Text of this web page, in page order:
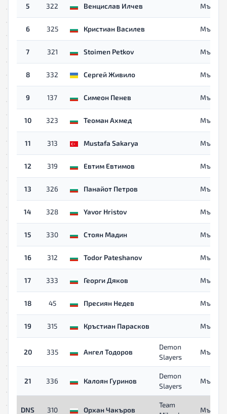
5 322 Венцислав Илчев Мъже
6 325 Кристиан Василев Мъже
7 321 Stoimen Petkov Мъже
8 332 Сергей Живило Мъже
9 137 Симеон Пенев Мъже
10 323 Теоман Ахмед Мъже
11 313 Mustafa Sakarya Мъже
12 319 Евтим Евтимов Мъже
13 326 Панайот Петров Мъже
14 328 Yavor Hristov Мъже
15 330 Стоян Мадин Мъже
16 312 Todor Pateshanov Мъже
17 333 Георги Дяков Мъже
18 45 Пресиян Недев Мъже
19 315 Кръстиан Парасков Мъже
20 335 Ангел Тодоров
Demon
Slayers
Мъже
21 336 Калоян Гуринов
Demon
Slayers
Мъже
DNS 310 Орхан Чакъров
Team
Мъже